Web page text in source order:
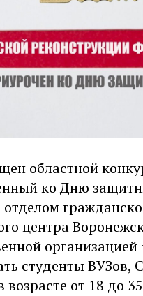
областной
ко Дню
центра
студенты ВУЗов,
от 18 до